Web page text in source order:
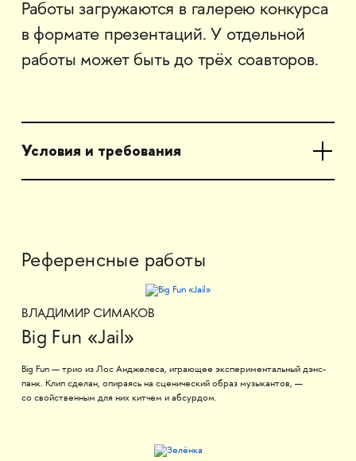
Работы загружаются в галерею конкурса
в формате презентаций. У отдельной
работы может быть до трёх соавторов.
Условия и требования
Референсные работы
ВЛАДИМИР СИМАКОВ
Big Fun «Jail»
Big Fun — трио из Лос Анджелеса, играющее экспериментальный дэнс-
панк. Клип сделан, опираясь на сценический образ музыкантов, —
со свойственным для них китчем и абсурдом.